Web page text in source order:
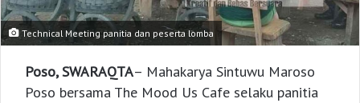
Technical Meeting panitia dan peserta lomba
Poso, SWARAQTA– Mahakarya Sintuwu Maroso
Poso bersama The Mood Us Cafe selaku panitia